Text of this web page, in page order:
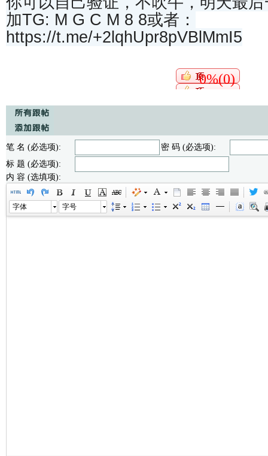
加TG: M G C M 8 8或者：
https://t.me/+2lqhUpr8pVBlMmI5
0%(0)
笔 名 (必选项):
密 码 (必选项):
标 题 (必选项):
内 容 (选填项):
字体 字号